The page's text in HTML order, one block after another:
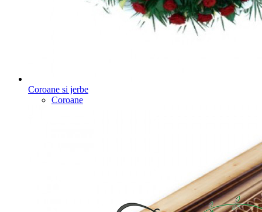
Coroane si jerbe
Coroane